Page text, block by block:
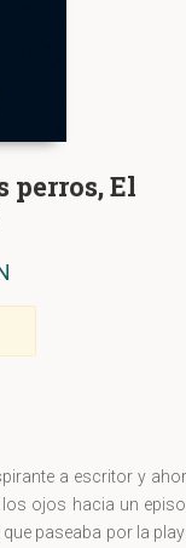
perros, El
a escritor y
los ojos hacia un
paseaba por la